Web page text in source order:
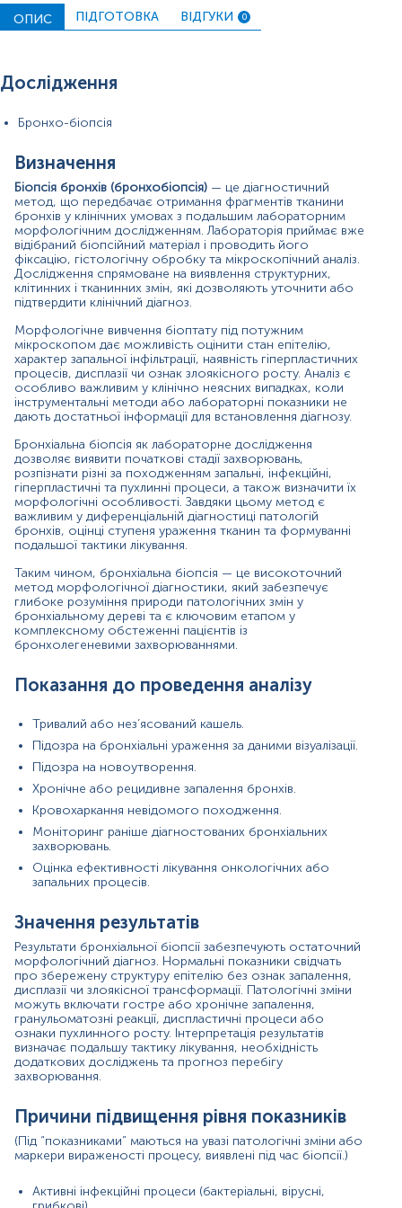
дозволяє виявити початкові стадії захворювань,
розпізнати різні за походженням запальні, інфекційні,
важливим у диференціальній діагностиці патологій
подальшої тактики лікування.
метод морфологічної діагностики, який забезпечує
бронхіальному дереві та є ключовим етапом у
комплексному обстеженні пацієнтів із
бронхолегеневими захворюваннями.
Показання до проведення аналізу
Тривалий або нез’ясований кашель.
Підозра на бронхіальні ураження за даними
Підозра на новоутворення.
Хронічне або рецидивне запалення бронхів.
Кровохаркання невідомого походження.
Моніторинг раніше діагностованих бронхіальних
захворювань.
Оцінка ефективності лікування онкологічних або
Значення результатів
Результати бронхіальної біопсії забезпечують
остаточний морфологічний діагноз. Нормальні
показники свідчать про збережену структуру епітелію
без ознак запалення, дисплазії чи злоякісної
трансформації. Патологічні зміни можуть включати
гостре або хронічне запалення, гранульоматозні
реакції, диспластичні процеси або ознаки пухлинного
росту. Інтерпретація результатів визначає подальшу
тактику лікування, необхідність додаткових досліджень
та прогноз перебігу захворювання.
(Під “показниками” маються на увазі патологічні зміни
біопсії.)
Активні інфекційні процеси (бактеріальні, вірусні,
грибкові).
Хронічний вплив подразників, зокрема
тютюнового диму або промислових полютантів.
Аутоімунні або алергічні запальні реакції.
Інтенсивний неопластичний ріст.
Пізні стадії хронічного бронхіту або
бронхоектазів.
Ефективна протизапальна або антимікробна
терапія.
Регресія неопластичних процесів після лікування.
Усунення або зменшення впливу шкідливих
факторів довкілля.
Стабілізація хронічних бронхіальних захворювань.
Ранні стадії патологічних процесів із мінімальними
морфологічними змінами.
Показання до призначення аналізу в окремих
напрямках
Онкологія:діагностика підозри на бронхіальний
рак, метастатичні ураження або передракові
стани.
Пульмонологія:
виявлення хронічних запальних
Інфекція:підтвердження туберкульозу, грибкових
ОПИС ПІДГОТОВКА ВІДГУКИ 0
Дослідження
Бронхо-біопсія
Визначення
Біопсія бронхів (бронхобіопсія) — це діагностичний
метод, що передбачає отримання фрагментів тканини
бронхів у клінічних умовах з подальшим лабораторним
морфологічним дослідженням. Лабораторія приймає вже
відібраний біопсійний матеріал і проводить його
фіксацію, гістологічну обробку та мікроскопічний аналіз.
Дослідження спрямоване на виявлення структурних,
клітинних і тканинних змін, які дозволяють уточнити або
підтвердити клінічний діагноз.
Морфологічне вивчення біоптату під потужним
мікроскопом дає можливість оцінити стан епітелію,
характер запальної інфільтрації, наявність гіперпластичних
процесів, дисплазії чи ознак злоякісного росту. Аналіз є
особливо важливим у клінічно неясних випадках, коли
інструментальні методи або лабораторні показники не
дають достатньої інформації для встановлення діагнозу.
Бронхіальна біопсія як лабораторне дослідження
дозволяє виявити початкові стадії захворювань,
розпізнати різні за походженням запальні, інфекційні,
гіперпластичні та пухлинні процеси, а також визначити їх
морфологічні особливості. Завдяки цьому метод є
важливим у диференціальній діагностиці патологій
бронхів, оцінці ступеня ураження тканин та формуванні
подальшої тактики лікування.
Таким чином, бронхіальна біопсія — це високоточний
метод морфологічної діагностики, який забезпечує
глибоке розуміння природи патологічних змін у
бронхіальному дереві та є ключовим етапом у
комплексному обстеженні пацієнтів із
бронхолегеневими захворюваннями.
Показання до проведення аналізу
Тривалий або нез’ясований кашель.
Підозра на бронхіальні ураження за даними візуалізації.
Підозра на новоутворення.
Хронічне або рецидивне запалення бронхів.
Кровохаркання невідомого походження.
Моніторинг раніше діагностованих бронхіальних
захворювань.
Оцінка ефективності лікування онкологічних або
запальних процесів.
Значення результатів
Результати бронхіальної біопсії забезпечують остаточний
морфологічний діагноз. Нормальні показники свідчать
про збережену структуру епітелію без ознак запалення,
дисплазії чи злоякісної трансформації. Патологічні зміни
можуть включати гостре або хронічне запалення,
гранульоматозні реакції, диспластичні процеси або
ознаки пухлинного росту. Інтерпретація результатів
визначає подальшу тактику лікування, необхідність
додаткових досліджень та прогноз перебігу
захворювання.
Причини підвищення рівня показників
(Під “показниками” маються на увазі патологічні зміни або
маркери вираженості процесу, виявлені під час біопсії.)
Активні інфекційні процеси (бактеріальні, вірусні,